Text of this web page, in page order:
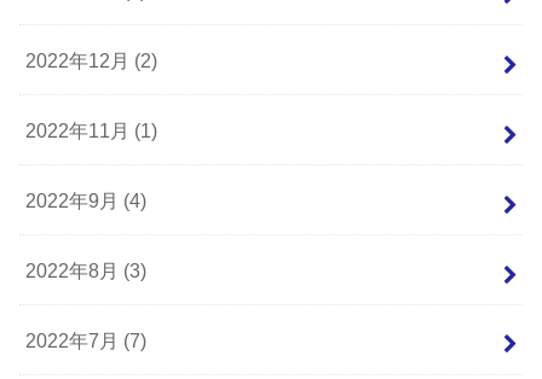
2022年12月 (2)
2022年11月 (1)
2022年9月 (4)
2022年8月 (3)
2022年7月 (7)